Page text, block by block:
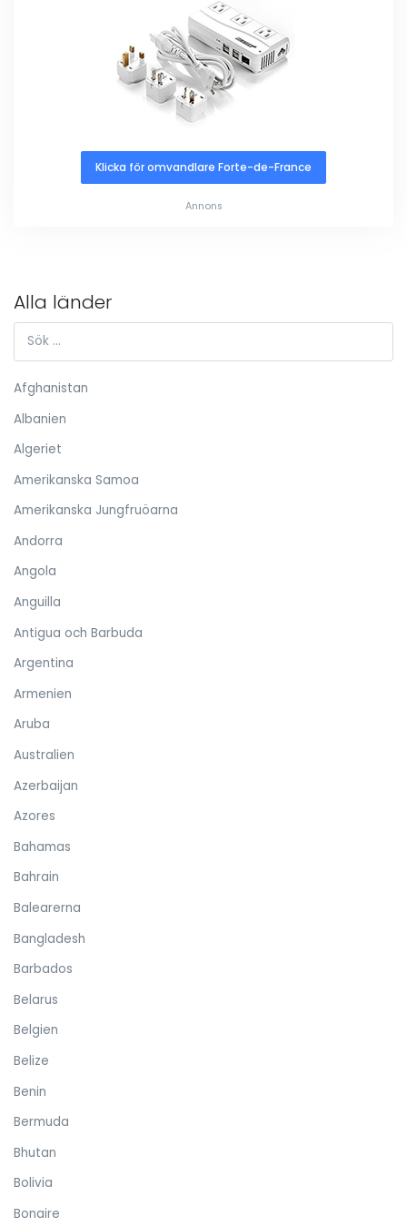
Klicka för omvandlare Forte-de-France
Annons
Alla länder
Afghanistan
Albanien
Algeriet
Amerikanska Samoa
Amerikanska Jungfruöarna
Andorra
Angola
Anguilla
Antigua och Barbuda
Argentina
Armenien
Aruba
Australien
Azerbaijan
Azores
Bahamas
Bahrain
Balearerna
Bangladesh
Barbados
Belarus
Belgien
Belize
Benin
Bermuda
Bhutan
Bolivia
Bonaire